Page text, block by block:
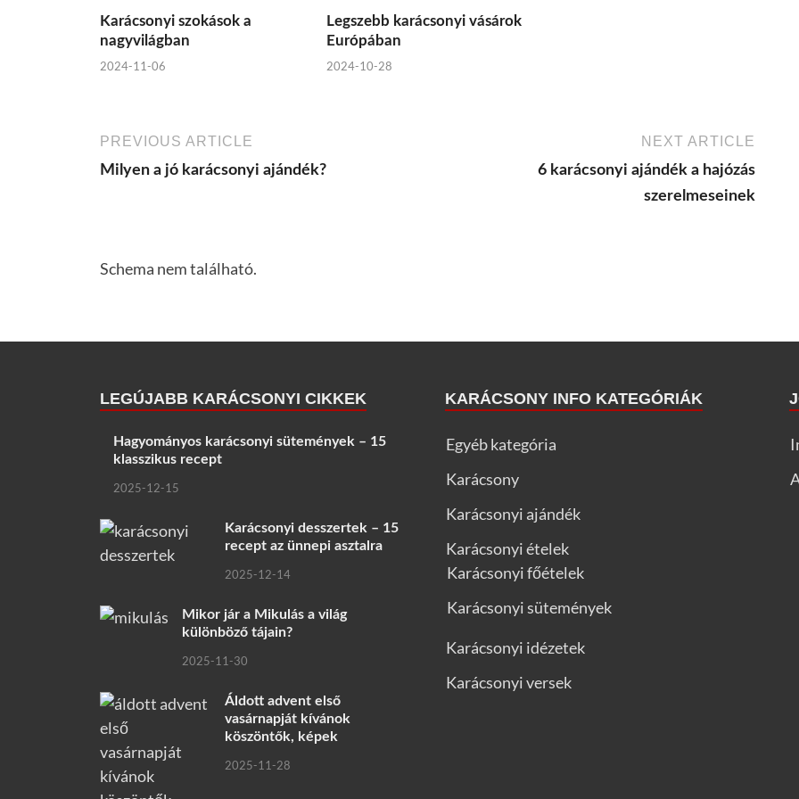
Karácsonyi szokások a
nagyvilágban
2024-11-06
Legszebb karácsonyi vásárok
Európában
2024-10-28
PREVIOUS ARTICLE
Milyen a jó karácsonyi ajándék?
NEXT ARTICLE
6 karácsonyi ajándék a hajózás
szerelmeseinek
Schema nem található.
LEGÚJABB KARÁCSONYI CIKKEK
Hagyományos karácsonyi sütemények – 15
klasszikus recept
2025-12-15
Karácsonyi desszertek – 15
recept az ünnepi asztalra
2025-12-14
Mikor jár a Mikulás a világ
különböző tájain?
2025-11-30
Áldott advent első
vasárnapját kívánok
köszöntők, képek
2025-11-28
KARÁCSONY INFO KATEGÓRIÁK
Egyéb kategória
Karácsony
Karácsonyi ajándék
Karácsonyi ételek
Karácsonyi főételek
Karácsonyi sütemények
Karácsonyi idézetek
Karácsonyi versek